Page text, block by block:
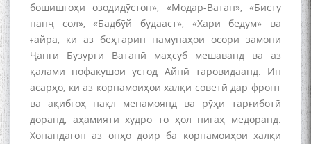
бошишгоҳи озодидӯстон», «Модар-Ватан», «Бисту
панҷ сол», «Бадбӯй будааст», «Хари бедум» ва
ғайра, ки аз беҳтарин намунаҳои осори замони
Ҷанги Бузурги Ватанӣ маҳсуб мешаванд ва аз
қалами нофакушои устод Айнӣ таровидаанд. Ин
асарҳо, ки аз корнамоиҳои халқи советӣ дар фронт
ва ақибгоҳ нақл менамоянд ва рӯҳи тарғиботӣ
доранд, аҳамияти худро то ҳол нигаҳ медоранд.
Хонандагон аз онҳо доир ба корнамоиҳои халқи
МАВЛОНО ҶАЛОЛИДДИНИ
БАЛХӢ БУЗУРГТАРИН
МУТАФАККИР ВА ОРИФИ
ЗАБОНУ АДАБИ ТОҶИК